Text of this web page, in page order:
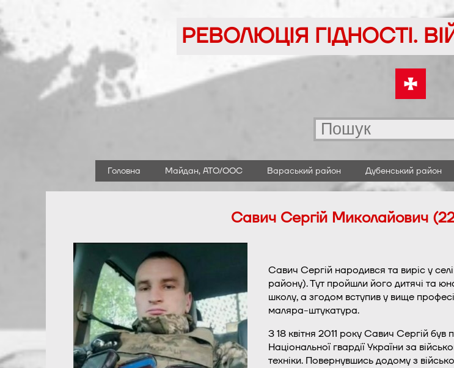
вмісту
РЕВОЛЮЦІЯ ГІДНОСТІ.
Головна Майдан, АТО/ООС Вараський район Дубенський район
Савич Сергій Миколайович
Савич Сергій народився та виріс у
району). Тут пройшли його дитячі та
школу, а згодом вступив у вище
маляра-штукатура.
З 18 квітня 2011 року Савич Сергій
Національної гвардії України за
техніки. Повернувшись додому з